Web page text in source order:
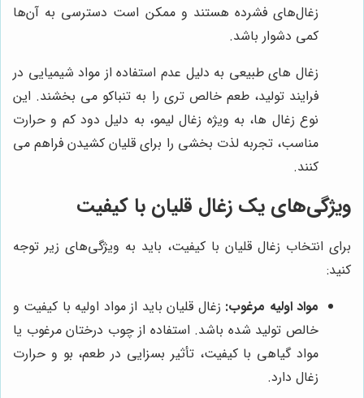
زغال‌های فشرده هستند و ممکن است دسترسی به آن‌ها
کمی دشوار باشد.
زغال های طبیعی به دلیل عدم استفاده از مواد شیمیایی در
فرایند تولید، طعم خالص تری را به تنباکو می بخشند. این
نوع زغال ها، به ویژه زغال لیمو، به دلیل دود کم و حرارت
مناسب، تجربه لذت بخشی را برای قلیان کشیدن فراهم می
کنند.
ویژگی‌های یک زغال قلیان با کیفیت
برای انتخاب زغال قلیان با کیفیت، باید به ویژگی‌های زیر توجه
کنید:
مواد اولیه مرغوب: زغال قلیان باید از مواد اولیه با کیفیت و
خالص تولید شده باشد. استفاده از چوب درختان مرغوب یا
مواد گیاهی با کیفیت، تأثیر بسزایی در طعم، بو و حرارت
زغال دارد.